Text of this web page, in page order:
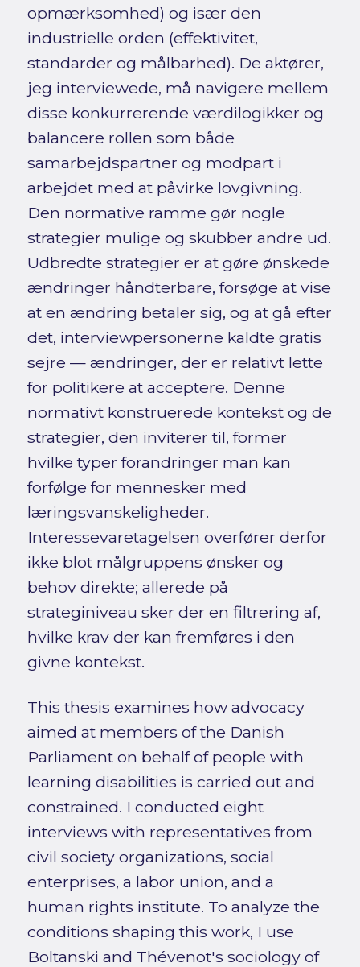
opmærksomhed) og især den
industrielle orden (effektivitet,
standarder og målbarhed). De aktører,
jeg interviewede, må navigere mellem
disse konkurrerende værdilogikker og
balancere rollen som både
samarbejdspartner og modpart i
arbejdet med at påvirke lovgivning.
Den normative ramme gør nogle
strategier mulige og skubber andre ud.
Udbredte strategier er at gøre ønskede
ændringer håndterbare, forsøge at vise
at en ændring betaler sig, og at gå efter
det, interviewpersonerne kaldte gratis
sejre — ændringer, der er relativt lette
for politikere at acceptere. Denne
normativt konstruerede kontekst og de
strategier, den inviterer til, former
hvilke typer forandringer man kan
forfølge for mennesker med
læringsvanskeligheder.
Interessevaretagelsen overfører derfor
ikke blot målgruppens ønsker og
behov direkte; allerede på
strateginiveau sker der en filtrering af,
hvilke krav der kan fremføres i den
givne kontekst.
This thesis examines how advocacy
aimed at members of the Danish
Parliament on behalf of people with
learning disabilities is carried out and
constrained. I conducted eight
interviews with representatives from
civil society organizations, social
enterprises, a labor union, and a
human rights institute. To analyze the
conditions shaping this work, I use
Boltanski and Thévenot's sociology of